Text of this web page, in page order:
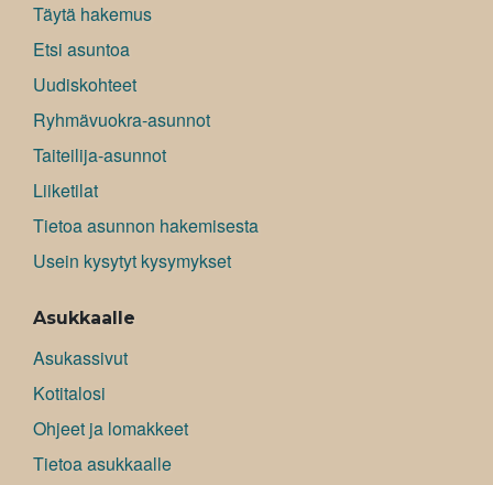
Täytä hakemus
Etsi asuntoa
Uudiskohteet
Ryhmävuokra-asunnot
Taiteilija-asunnot
Liiketilat
Tietoa asunnon hakemisesta
Usein kysytyt kysymykset
Asukkaalle
Asukassivut
Kotitalosi
Ohjeet ja lomakkeet
Tietoa asukkaalle